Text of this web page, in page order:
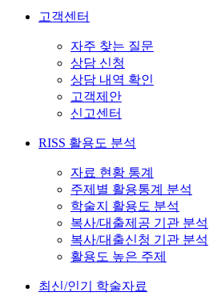
고객센터
자주 찾는 질문
상담 신청
상담 내역 확인
고객제안
신고센터
RISS 활용도 분석
자료 현황 통계
주제별 활용통계 분석
학술지 활용도 분석
복사/대출제공 기관 분석
복사/대출신청 기관 분석
활용도 높은 주제
최신/인기 학술자료